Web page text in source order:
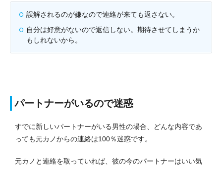
誤解されるのが嫌なので連絡が来ても返さない。
自分は好意がないので返信しない。期待させてしまうか
もしれないから。
パートナーがいるので迷惑
すでに新しいパートナーがいる男性の場合、どんな内容であ
っても元カノからの連絡は100％迷惑です。
元カノと連絡を取っていれば、彼の今のパートナーはいい気